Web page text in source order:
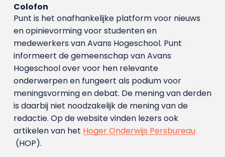
Colofon
Punt is het onafhankelijke platform voor nieuws
en opinievorming voor studenten en
medewerkers van Avans Hoge­school. Punt
informeert de gemeenschap van Avans
Hogeschool over voor hen relevante
onderwerpen en fungeert als podium voor
meningsvorming en debat. De mening van derden
is daarbij niet noodzakelijk de mening van de
redactie. Op de website vinden lezers ook
artikelen van het Hoger Onderwijs Persbureau
(HOP).